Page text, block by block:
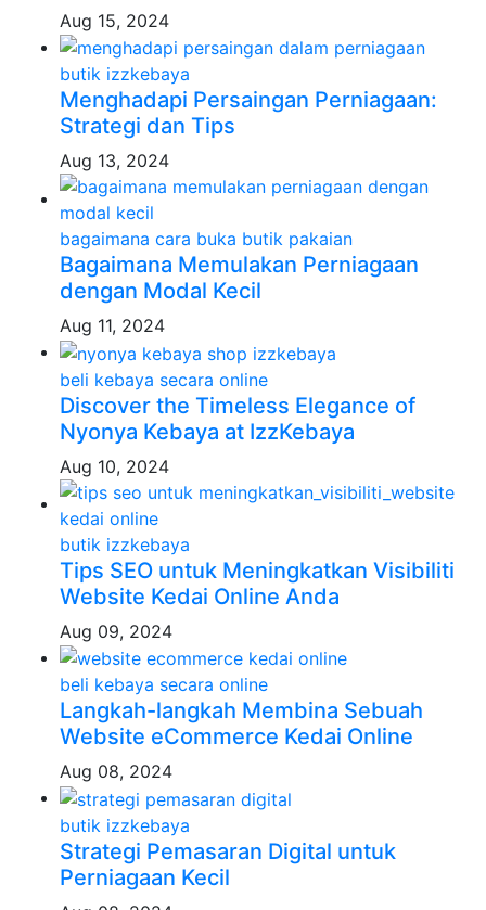
Aug 15, 2024
butik izzkebaya
Menghadapi Persaingan Perniagaan:
Strategi dan Tips
Aug 13, 2024
bagaimana cara buka butik pakaian
Bagaimana Memulakan Perniagaan
dengan Modal Kecil
Aug 11, 2024
beli kebaya secara online
Discover the Timeless Elegance of
Nyonya Kebaya at IzzKebaya
Aug 10, 2024
butik izzkebaya
Tips SEO untuk Meningkatkan Visibiliti
Website Kedai Online Anda
Aug 09, 2024
beli kebaya secara online
Langkah-langkah Membina Sebuah
Website eCommerce Kedai Online
Aug 08, 2024
butik izzkebaya
Strategi Pemasaran Digital untuk
Perniagaan Kecil